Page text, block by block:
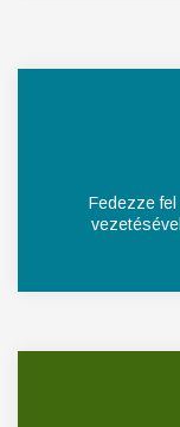
Fedezze